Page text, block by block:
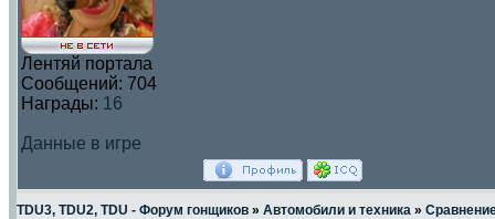
Лентяй портала
Сообщений: 704
Награды: 16
Данные в игре
TDU3, TDU2, TDU - Форум гонщиков » Автомобили и техника »